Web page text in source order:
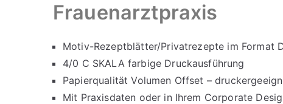
Frauenarztpraxis
Motiv-Rezeptblätter/Privatrezepte im Format
4/0 C SKALA farbige Druckausführung
Papierqualität Volumen Offset –
Mit Praxisdaten oder in Ihrem Corporate